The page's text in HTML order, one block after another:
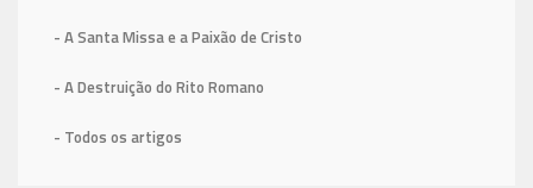
- A Santa Missa e a Paixão de Cristo
- A Destruição do Rito Romano
- Todos os artigos